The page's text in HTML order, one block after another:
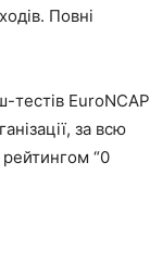
Повні
тестів EuroNCAP
за всю
“0